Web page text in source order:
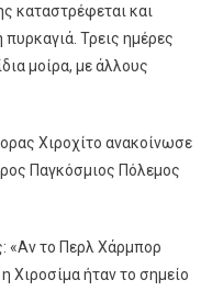
Της
Βόμβας
Που
Κόσμο
καταστρέφεται και
Τρεις ημέρες
μοίρα, με άλλους
Χιροχίτο ανακοίνωσε
Παγκόσμιος Πόλεμος
«Αν το Περλ Χάρμπορ
Χιροσίμα ήταν το σημείο